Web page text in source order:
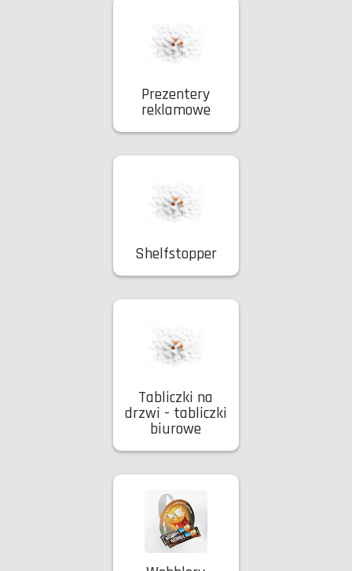
Prezentery
reklamowe
Shelfstopper
Tabliczki na
drzwi - tabliczki
biurowe